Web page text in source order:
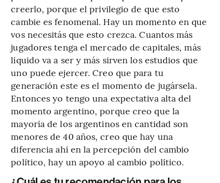
creerlo, porque el privilegio de que esto
cambie es fenomenal. Hay un momento en que
vos necesitás que esto crezca. Cuantos más
jugadores tenga el mercado de capitales, más
líquido va a ser y más sirven los estudios que
uno puede ejercer. Creo que para tu
generación este es el momento de jugársela.
Entonces yo tengo una expectativa alta del
momento argentino, porque creo que la
mayoría de los argentinos en cantidad son
menores de 40 años, creo que hay una
diferencia ahí en la percepción del cambio
político, hay un apoyo al cambio político.